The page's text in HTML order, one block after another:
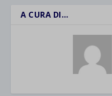
A CURA DI…